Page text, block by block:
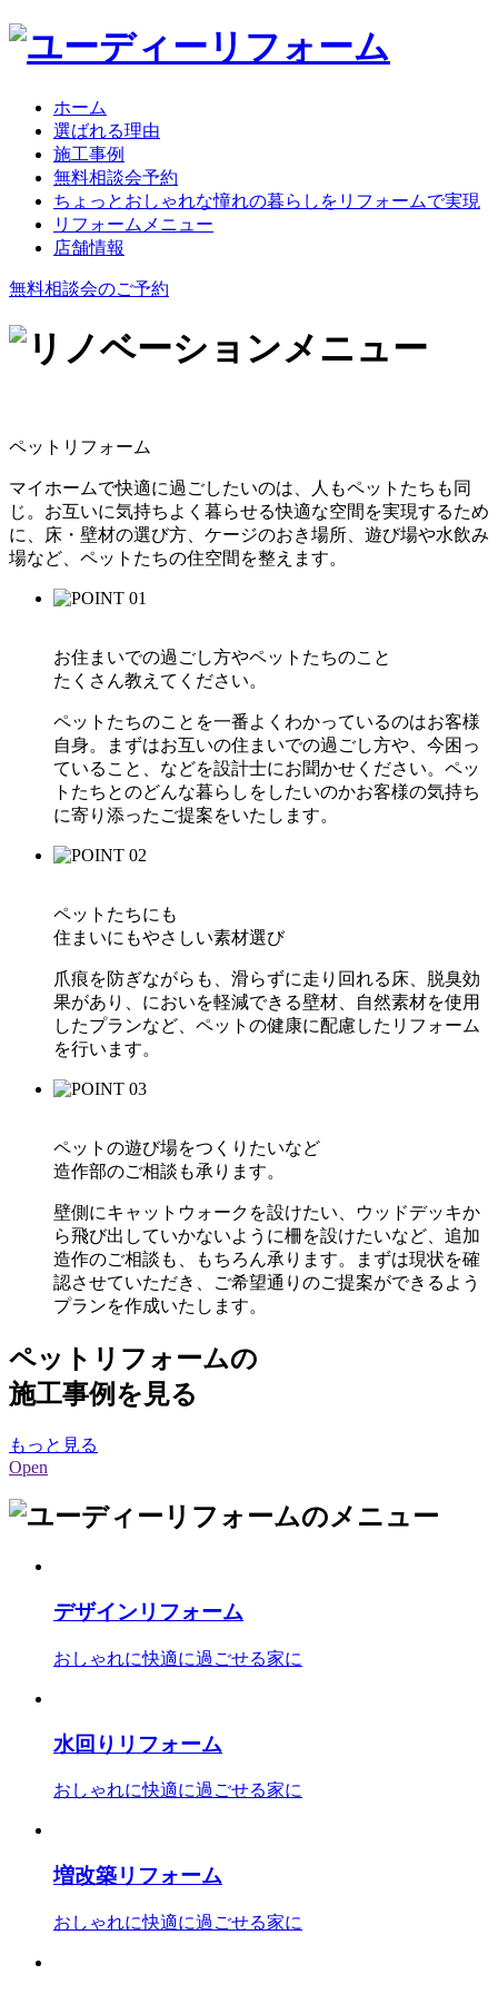
ホーム
選ばれる理由
施工事例
無料相談会予約
ちょっとおしゃれな憧れの暮らしをリフォームで実現
リフォームメニュー
店舗情報
無料相談会のご予約
ペットリフォーム
マイホームで快適に過ごしたいのは、人もペットたちも同
じ。お互いに気持ちよく暮らせる快適な空間を実現するため
に、床・壁材の選び方、ケージのおき場所、遊び場や水飲み
場など、ペットたちの住空間を整えます。
お住まいでの過ごし方やペットたちのこと
たくさん教えてください。
ペットたちのことを一番よくわかっているのはお客様
自身。まずはお互いの住まいでの過ごし方や、今困っ
ていること、などを設計士にお聞かせください。ペッ
トたちとのどんな暮らしをしたいのかお客様の気持ち
に寄り添ったご提案をいたします。
ペットたちにも
住まいにもやさしい素材選び
爪痕を防ぎながらも、滑らずに走り回れる床、脱臭効
果があり、においを軽減できる壁材、自然素材を使用
したプランなど、ペットの健康に配慮したリフォーム
を行います。
ペットの遊び場をつくりたいなど
造作部のご相談も承ります。
壁側にキャットウォークを設けたい、ウッドデッキか
ら飛び出していかないように柵を設けたいなど、追加
造作のご相談も、もちろん承ります。まずは現状を確
認させていただき、ご希望通りのご提案ができるよう
プランを作成いたします。
ペットリフォームの
施工事例を見る
もっと見る
Open
デザインリフォーム
おしゃれに快適に過ごせる家に
水回りリフォーム
おしゃれに快適に過ごせる家に
増改築リフォーム
おしゃれに快適に過ごせる家に